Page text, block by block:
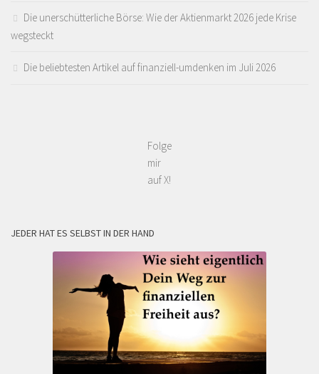
Die unerschütterliche Börse: Wie der Aktienmarkt 2026 jede Krise
wegsteckt
Die beliebtesten Artikel auf finanziell-umdenken im Juli 2026
Folge
mir
auf X!
JEDER HAT ES SELBST IN DER HAND